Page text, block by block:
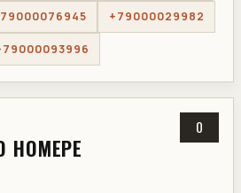
+79000029982
НОМЕРЕ
0